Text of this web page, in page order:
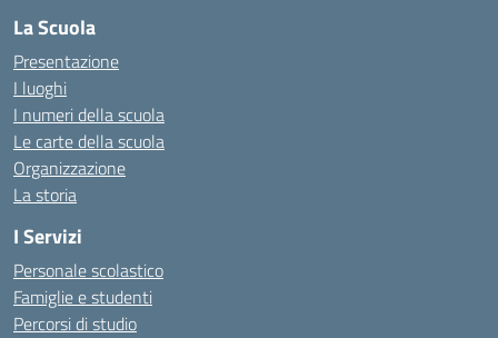
La Scuola
Presentazione
I luoghi
I numeri della scuola
Le carte della scuola
Organizzazione
La storia
I Servizi
Personale scolastico
Famiglie e studenti
Percorsi di studio